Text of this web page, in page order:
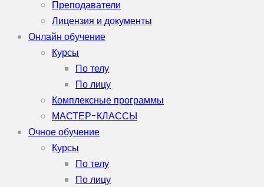
Преподаватели
Лицензия и документы
Онлайн обучение
Курсы
По телу
По лицу
Комплексные программы
МАСТЕР-КЛАССЫ
Очное обучение
Курсы
По телу
По лицу